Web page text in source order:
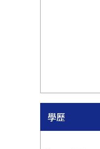
學歷